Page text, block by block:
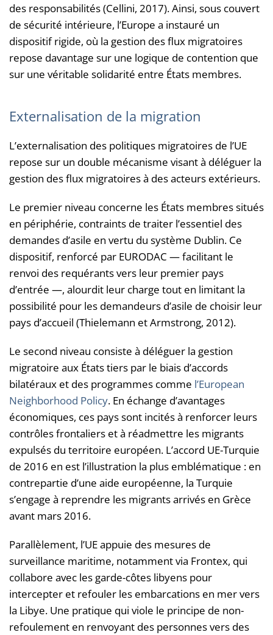
des responsabilités (Cellini, 2017). Ainsi, sous couvert
de sécurité intérieure, l’Europe a instauré un
dispositif rigide, où la gestion des flux migratoires
repose davantage sur une logique de contention que
sur une véritable solidarité entre États membres.
Externalisation de la migration
L’externalisation des politiques migratoires de l’UE
repose sur un double mécanisme visant à déléguer la
gestion des flux migratoires à des acteurs extérieurs.
Le premier niveau concerne les États membres situés
en périphérie, contraints de traiter l’essentiel des
demandes d’asile en vertu du système Dublin. Ce
dispositif, renforcé par EURODAC — facilitant le
renvoi des requérants vers leur premier pays
d’entrée —, alourdit leur charge tout en limitant la
possibilité pour les demandeurs d’asile de choisir leur
pays d’accueil (Thielemann et Armstrong, 2012).
Le second niveau consiste à déléguer la gestion
migratoire aux États tiers par le biais d’accords
bilatéraux et des programmes comme l’European
Neighborhood Policy. En échange d’avantages
économiques, ces pays sont incités à renforcer leurs
contrôles frontaliers et à réadmettre les migrants
expulsés du territoire européen. L’accord UE-Turquie
de 2016 en est l’illustration la plus emblématique : en
contrepartie d’une aide européenne, la Turquie
s’engage à reprendre les migrants arrivés en Grèce
avant mars 2016.
Parallèlement, l’UE appuie des mesures de
surveillance maritime, notamment via Frontex, qui
collabore avec les garde-côtes libyens pour
intercepter et refouler les embarcations en mer vers
la Libye. Une pratique qui viole le principe de non-
refoulement en renvoyant des personnes vers des